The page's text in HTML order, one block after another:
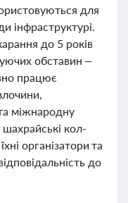
для
інфраструктурі.
до 5 років
обставин –
працює
міжнародну
кол-
організатори та
до